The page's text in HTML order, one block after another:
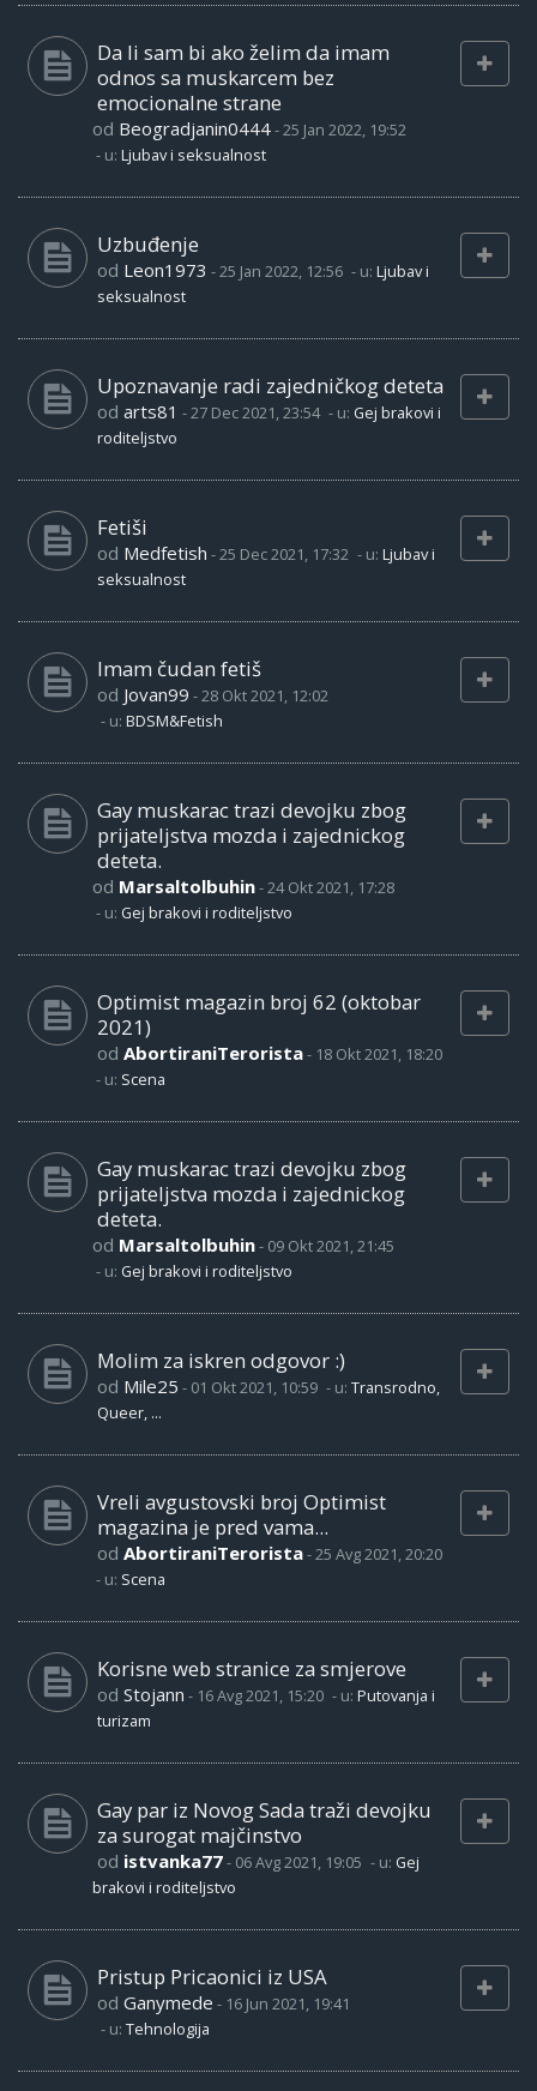
Da li sam bi ako želim da imam
odnos sa muskarcem bez
emocionalne strane
od Beogradjanin0444-25 Jan 2022, 19:52
- u: Ljubav i seksualnost
Uzbuđenje
od Leon1973 -25 Jan 2022, 12:56 - u: Ljubav i
seksualnost
Upoznavanje radi zajedničkog deteta
od arts81 -27 Dec 2021, 23:54 - u: Gej brakovi i
roditeljstvo
Fetiši
od Medfetish -25 Dec 2021, 17:32 - u: Ljubav i
seksualnost
Imam čudan fetiš
od Jovan99 -28 Okt 2021, 12:02
- u: BDSM&Fetish
Gay muskarac trazi devojku zbog
prijateljstva mozda i zajednickog
deteta.
od Marsaltolbuhin-24 Okt 2021, 17:28
- u: Gej brakovi i roditeljstvo
Optimist magazin broj 62 (oktobar
2021)
od AbortiraniTerorista- 18 Okt 2021, 18:20
- u: Scena
Gay muskarac trazi devojku zbog
prijateljstva mozda i zajednickog
deteta.
od Marsaltolbuhin- 09 Okt 2021, 21:45
- u: Gej brakovi i roditeljstvo
Molim za iskren odgovor :)
od Mile25 - 01 Okt 2021, 10:59 - u: Transrodno,
Queer, ...
Vreli avgustovski broj Optimist
magazina je pred vama...
od AbortiraniTerorista-25 Avg 2021, 20:20
- u: Scena
Korisne web stranice za smjerove
od Stojann - 16 Avg 2021, 15:20 - u: Putovanja i
turizam
Gay par iz Novog Sada traži devojku
za surogat majčinstvo
od istvanka77- 06 Avg 2021, 19:05 - u: Gej
brakovi i roditeljstvo
Pristup Pricaonici iz USA
od Ganymede - 16 Jun 2021, 19:41
- u: Tehnologija